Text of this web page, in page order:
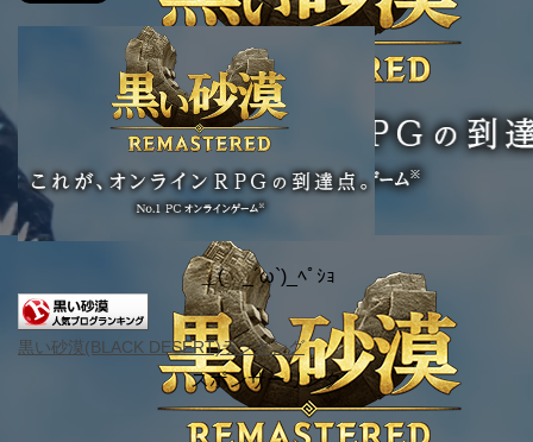
＿( _´ω`)_ﾍﾟｼｮ
黒い砂漠(BLACK DESERT)ランキング
スポンサーリンク